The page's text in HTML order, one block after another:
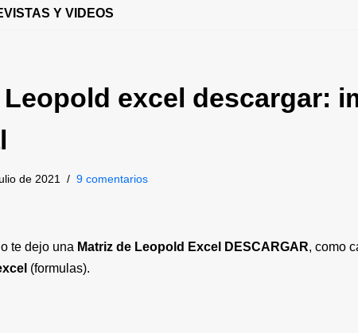
Y VIDEOS
Leopold excel descargar:
de 2021 9 comentarios
te dejo una Matriz de Leopold Excel DESCARGAR, como
(formulas).